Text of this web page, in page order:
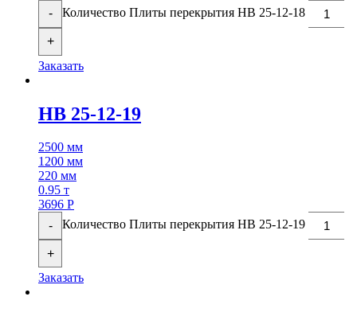
-
Количество Плиты перекрытия НВ 25-12-18
+
Заказать
НВ 25-12-19
2500 мм
1200 мм
220 мм
0.95 т
3696 Р
-
Количество Плиты перекрытия НВ 25-12-19
+
Заказать